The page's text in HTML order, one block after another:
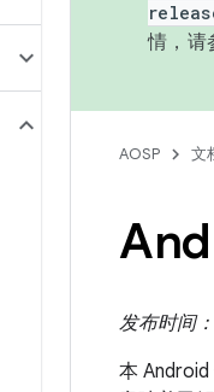
情，请
AOSP 文
发布时间
本